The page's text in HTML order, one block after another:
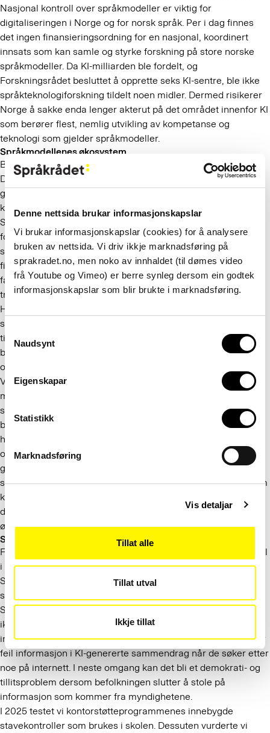
Denne nettsida brukar informasjonskapslar
Vi brukar informasjonskapslar (cookies) for å analysere
bruken av nettsida. Vi driv ikkje marknadsføring på
sprakradet.no, men noko av innhaldet (til dømes video
frå Youtube og Vimeo) er berre synleg dersom ein godtek
informasjonskapslar som blir brukte i marknadsføring.
Selection
Naudsynt
Eigenskapar
Statistikk
Marknadsføring
Vis detaljar
Tillat alle
Tillat utval
Ikkje tillat
Nasjonal kontroll over språkmodeller er viktig for
digitaliseringen i Norge og for norsk språk. Per i dag finnes
det ingen finansieringsordning for en nasjonal, koordinert
innsats som kan samle og styrke forskning på store norske
språkmodeller. Da KI-milliarden ble fordelt, og
Forskningsrådet besluttet å opprette seks KI-sentre, ble ikke
språkteknologiforskning tildelt noen midler. Dermed risikerer
Norge å sakke enda lenger akterut på det området innenfor KI
som berører flest, nemlig utvikling av kompetanse og
teknologi som gjelder språkmodeller.
Språkmodellenes økosystem
Bak en ferdig språkmodell ligger det en lang verdikjede.
Dersom vi skal basere oss på at norske modeller skal danne
grunnlaget for nasjonal sikkerhet og selvstendighet, må vi ha
kontroll på hele den verdikjeden.
Skal vi i Norge kunne bruke en norskprodusert språkmodell,
for eksempel en generativ praterobot, trenger vi norske
språkdata, regnekraft og språkteknologer som kan utvikle,
finjustere og implementere modellene i systemer slik at folk
faktisk skal kunne bruke dem. Det er for eksempel ikke nok å
trene en modell og legge den ut på en utviklerplattform som
Hugging Face. Noen må videretrene modellen til tiltenkt og
spesifikk bruk, noen må teste om den virker tilstrekkelig godt
til det tiltenkte formålet, og noen må integrere modellene i et
brukergrensesnitt. Alle leddene i verdikjeden er nødvendige
om vi skal nå målet om uavhengige språkmodeller.
Vi trenger hele økosystemet for at vi i Norge skal møte gode
modeller i de grensesnittene vi bruker i hverdagen. Men det
slutter ikke der: Vi ønsker oss forklarbare, åpne modeller,
bygd på kjente, kuraterte og sikre data, slik at vi kan vite
hvorfor en modell oppfører seg som den gjør. Vi ønsker oss
også forskere som kan få de modellene som trenes, til å
gjenspeile verdiene, holdningene og språkene i det norske
samfunnet. Da trenger vi sterke fag- og forskningsmiljøer som
kan utvikle og forstå modellene, og som i tillegg kan utdanne
de folka som skal virke i hele det fremtidige teknologiske
økosystemet.
Språklige feil og falske språkråd
Flere av praterobotene fra tekgigantene veileder brukerne feil
i spørsmål om norsk språk, samtidig som de oppgir
Språkrådets nettsider som kilde. For Språkrådet er dette en
stor utfordring. Folk får feil veiledning, og det fører til at
Språkrådet taper autoritet og anseelse i befolkningen. Vi tror
ikke vi er den eneste virksomheten som opplever å bli tatt til
inntekt for feilinformasjon. Det er bekymringsverdig at folk får
feil informasjon i KI-genererte sammendrag når de søker etter
noe på internett. I neste omgang kan det bli et demokrati- og
tillitsproblem dersom befolkningen slutter å stole på
informasjon som kommer fra myndighetene.
I 2025 testet vi kontorstøtteprogrammenes innebygde
stavekontroller som brukes i skolen. Dessuten vurderte vi